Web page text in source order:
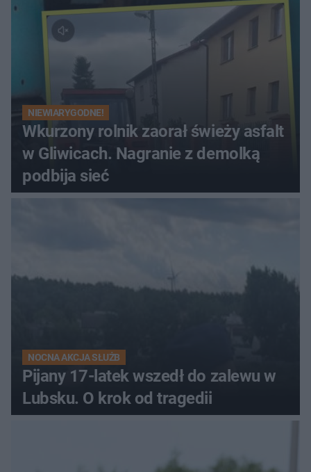
NIEWIARYGODNE!
Wkurzony rolnik zaorał świeży asfalt
w Gliwicach. Nagranie z demolką
podbija sieć
NOCNA AKCJA SŁUŻB
Pijany 17-latek wszedł do zalewu w
Lubsku. O krok od tragedii